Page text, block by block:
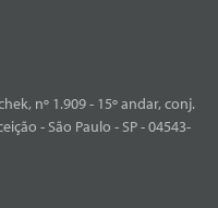
nº 1.909 - 15º andar, conj.
- São Paulo - SP - 04543-